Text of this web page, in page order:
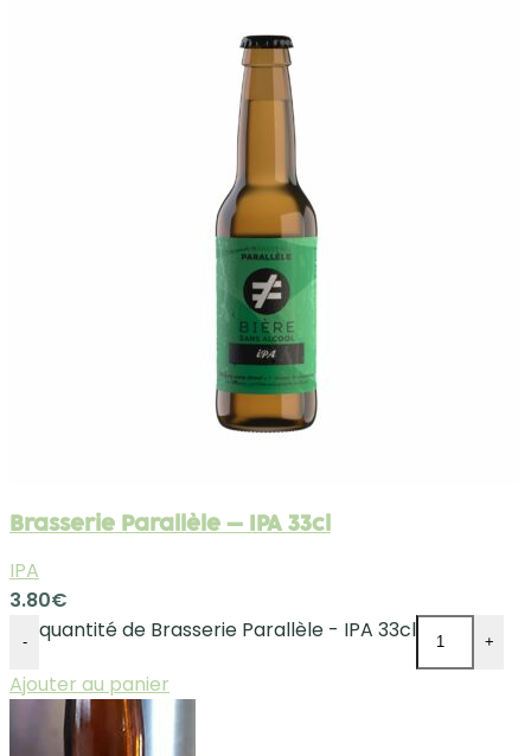
Brasserie Parallèle – IPA 33cl
IPA
3.80€
- quantité de Brasserie Parallèle - IPA 33cl +
Ajouter au panier